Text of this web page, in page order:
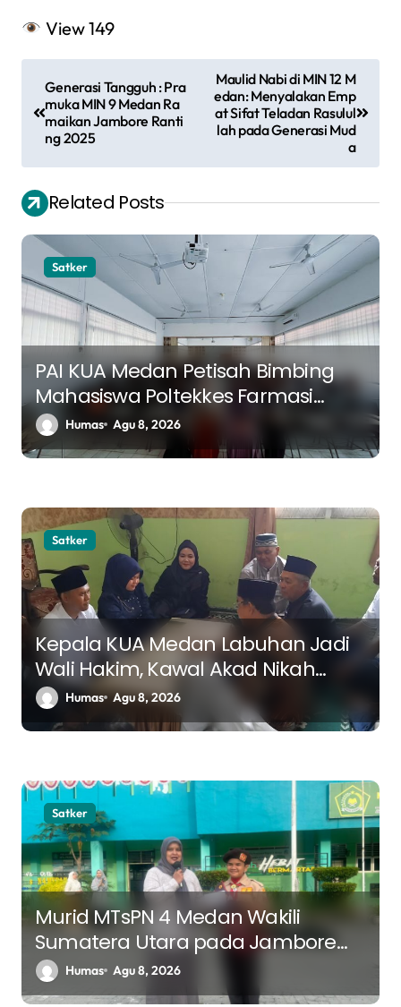
View149
a
i
g
a
s
i
p
o
Generasi Tangguh : Pra
muka MIN 9 Medan Ra
maikan Jambore Ranti
ng 2025
Maulid Nabi di MIN 12 M
edan: Menyalakan Emp
at Sifat Teladan Rasulul
lah pada Generasi Mud
a
Related Posts
Satker
PAI KUA Medan Petisah Bimbing
Mahasiswa Poltekkes Farmasi
tentang Tujuan Hidup dan
Ketaatan dalam Islam
Humas Agu 8, 2026
Satker
Kepala KUA Medan Labuhan Jadi
Wali Hakim, Kawal Akad Nikah
Menuju Keluarga Samawa
Humas Agu 8, 2026
Satker
Murid MTsPN 4 Medan Wakili
Sumatera Utara pada Jambore
Nasional ke XII Tahun 2026 di
Jakarta
Humas Agu 8, 2026